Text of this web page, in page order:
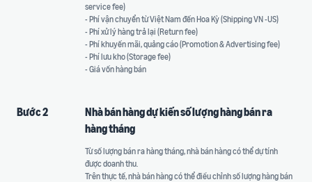
service fee)
- Phí vận chuyển từ Việt Nam đến Hoa Kỳ (Shipping VN -US)
- Phí xử lý hàng trả lại (Return fee)
- Phí khuyến mãi, quảng cáo (Promotion & Advertising fee)
- Phí lưu kho (Storage fee)
- Giá vốn hàng bán
Bước 2
Nhà bán hàng dự kiến số lượng hàng bán ra
hàng tháng
Từ số lượng bán ra hàng tháng, nhà bán hàng có thể dự tính
được doanh thu.
Trên thực tế, nhà bán hàng có thể điều chỉnh số lượng hàng bán